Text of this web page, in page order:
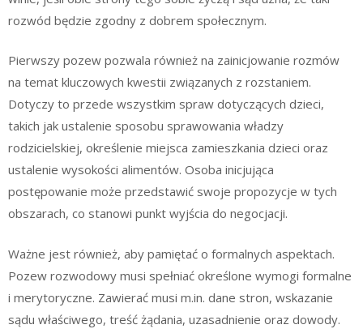
rozwód będzie zgodny z dobrem społecznym.
Pierwszy pozew pozwala również na zainicjowanie rozmów
na temat kluczowych kwestii związanych z rozstaniem.
Dotyczy to przede wszystkim spraw dotyczących dzieci,
takich jak ustalenie sposobu sprawowania władzy
rodzicielskiej, określenie miejsca zamieszkania dzieci oraz
ustalenie wysokości alimentów. Osoba inicjująca
postępowanie może przedstawić swoje propozycje w tych
obszarach, co stanowi punkt wyjścia do negocjacji.
Ważne jest również, aby pamiętać o formalnych aspektach.
Pozew rozwodowy musi spełniać określone wymogi formalne
i merytoryczne. Zawierać musi m.in. dane stron, wskazanie
sądu właściwego, treść żądania, uzasadnienie oraz dowody.